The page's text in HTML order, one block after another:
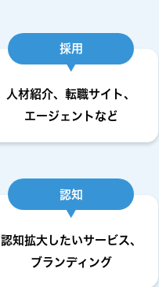
採用
人材紹介、転職サイト、
エージェントなど
認知
認知拡大したいサービス 、
ブランディング